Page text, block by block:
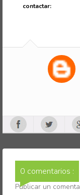
contactar:
0 comentarios :
Publicar un